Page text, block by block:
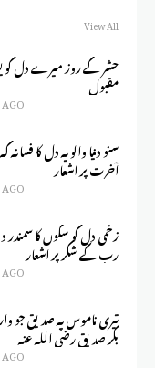
View All
حشر کے روز میرے دل
مقبول
سنو دنیا والو یہ دل کا فسانہ
آخرت پر اشعار
زخمی دل کو سکوں کا
رب کے شکر پر اشعار
تیری ناموس پہ صدیق جو
بکر صدیق رضی اللہ عنہ